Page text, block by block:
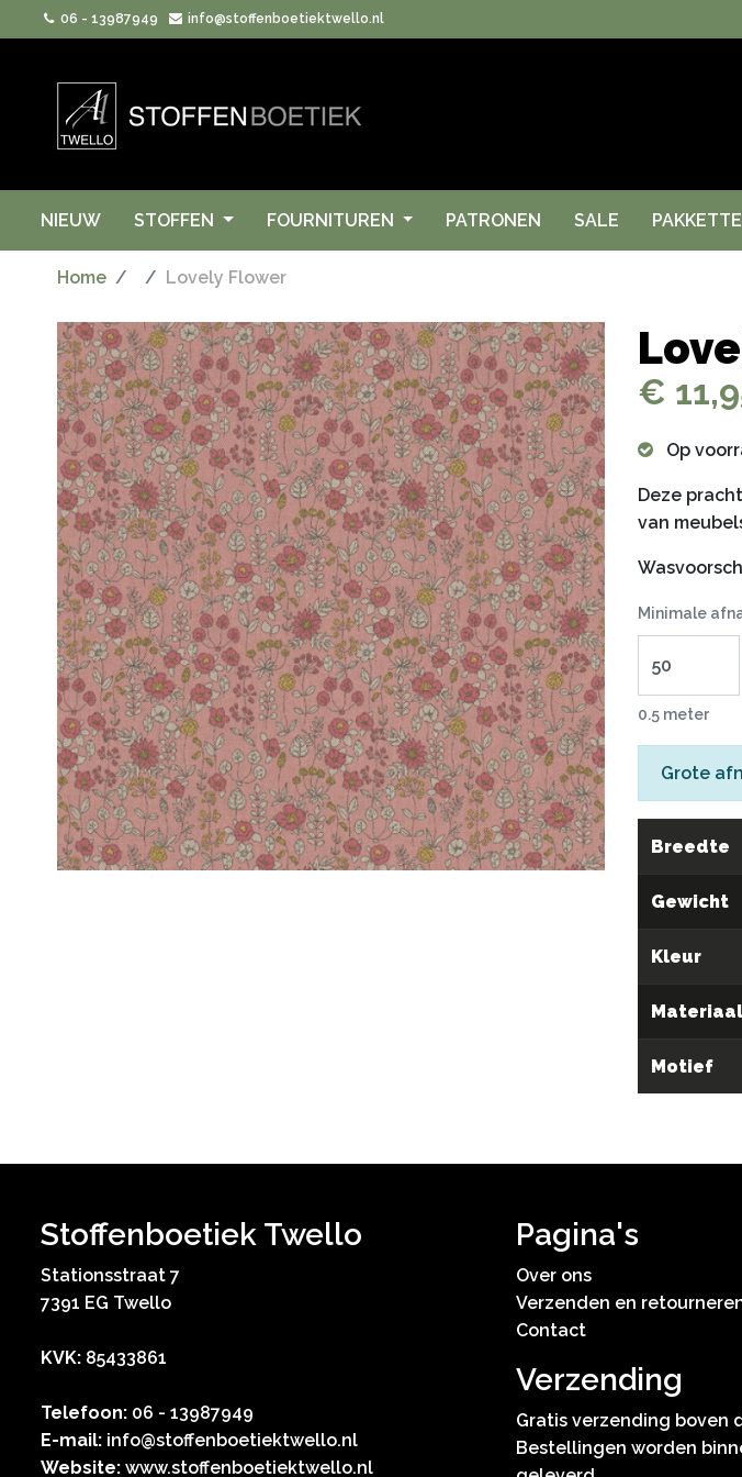
06 - 13987949 info@stoffenboetiektwello.nl
NIEUW STOFFEN FOURNITUREN PATRONEN SALE
Home Lovely Flower
€
Op
Deze
van
Minimale
0.5 meter
Grote
Breedte
Gewicht
Kleur
Materiaal
Motief
Stoffenboetiek Twello
Stationsstraat 7
7391 EG Twello
KVK: 85433861
Telefoon: 06 - 13987949
E-mail: info@stoffenboetiektwello.nl
Website: www.stoffenboetiektwello.nl
Pagina's
Over ons
Verzenden en
Contact
Verzending
Gratis verzending boven
Bestellingen worden